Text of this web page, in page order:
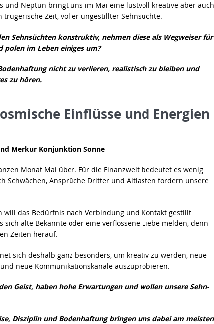
und Neptun bringt uns im Mai eine lustvoll kreative aber auch
trügerische Zeit, voller ungestillter Sehnsüchte.
Sehnsüchten konstruktiv, nehmen diese als Wegweiser für
polen im Leben einiges um?
nicht zu verlieren, realistisch zu bleiben und
zu hören.
Einflüsse und Energien
Merkur Konjunktion Sonne
Monat Mai über. Für die Finanzwelt bedeutet es wenig
Schwächen, Ansprüche Dritter und Altlasten fordern unsere
will das Bedürfnis nach Verbindung und Kontakt gestillt
sich alte Bekannte oder eine verflossene Liebe melden, denn
Zeiten herauf.
sich deshalb ganz besonders, um kreativ zu werden, neue
neue Kommunikationskanäle auszuprobieren.
Geist, haben hohe Erwartungen und wollen unsere Sehn-
Disziplin und Bodenhaftung bringen uns dabei am meisten